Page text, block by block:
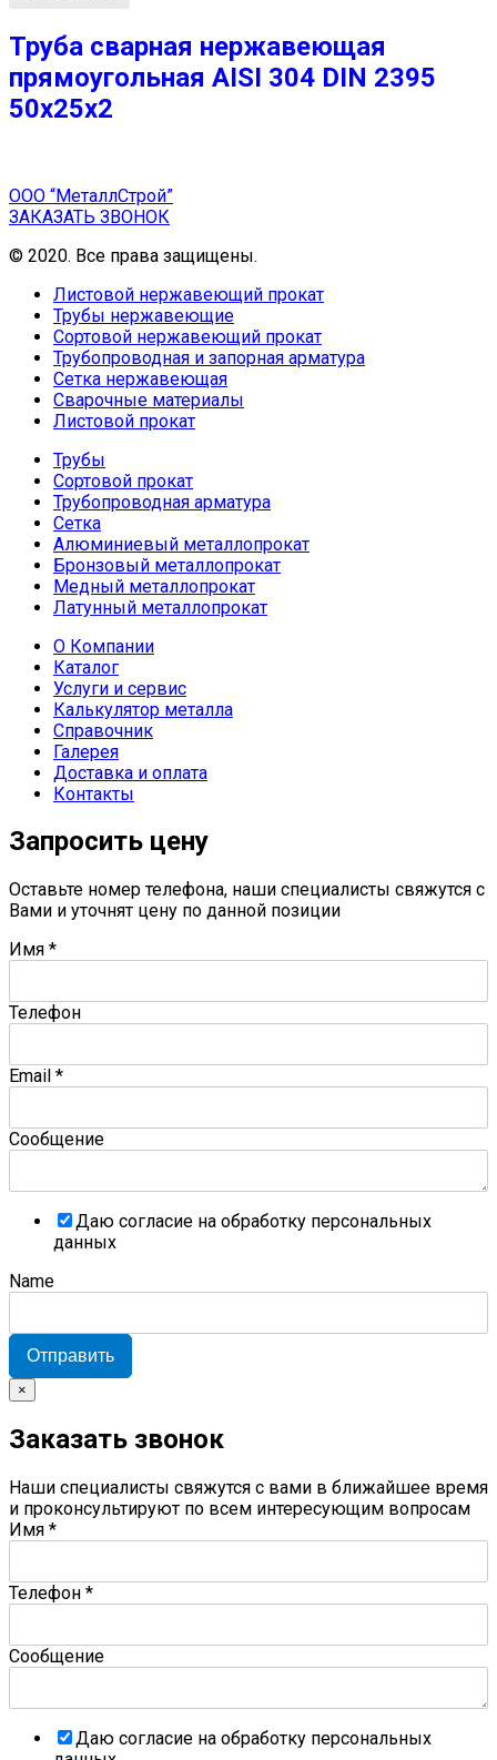
Труба сварная нержавеющая
прямоугольная AISI 304 DIN 2395
50х25х2
ООО “МеталлСтрой”
ЗАКАЗАТЬ ЗВОНОК
© 2020. Все права защищены.
Листовой нержавеющий прокат
Трубы нержавеющие
Сортовой нержавеющий прокат
Трубопроводная и запорная арматура
Сетка нержавеющая
Сварочные материалы
Листовой прокат
Трубы
Сортовой прокат
Трубопроводная арматура
Сетка
Алюминиевый металлопрокат
Бронзовый металлопрокат
Медный металлопрокат
Латунный металлопрокат
О Компании
Каталог
Услуги и сервис
Калькулятор металла
Справочник
Галерея
Доставка и оплата
Контакты
Запросить цену
Оставьте номер телефона, наши специалисты свяжутся с
Вами и уточнят цену по данной позиции
Имя *
Телефон
Email *
Сообщение
Даю согласие на обработку персональных
данных
Name
Отправить
×
Заказать звонок
Наши специалисты свяжутся с вами в ближайшее время
и проконсультируют по всем интересующим вопросам
Имя *
Телефон *
Сообщение
Даю согласие на обработку персональных